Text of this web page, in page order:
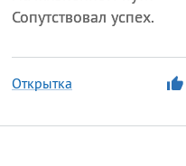
Сопутствовал успех.
Открытка